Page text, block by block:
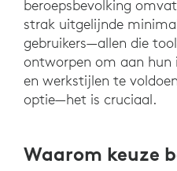
beroepsbevolking
strak uitgelijnde
gebruikers—allen die
ontworpen om aan hun
en werkstijlen te
optie—het is cruciaal.
Waarom keuze